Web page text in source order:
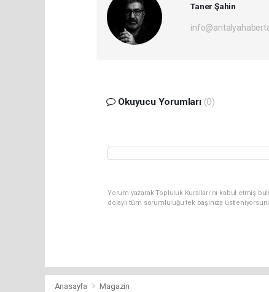
Taner Şahin
Okuyucu Yorumları (0)
Yorum yazarak Topluluk Kuralları’nı kabul etmiş
dolaylı tüm sorumluluğu tek başınıza
Anasayfa Magazin